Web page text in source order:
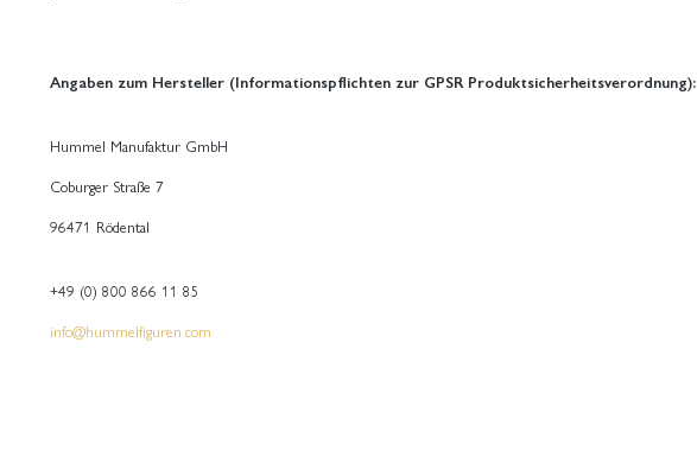
Angaben zum Hersteller (Informationspflichten zur GPSR Produktsicherheitsverordnung):
Hummel Manufaktur GmbH
Coburger Straße 7
96471 Rödental
+49 (0) 800 866 11 85
info@hummelfiguren.com